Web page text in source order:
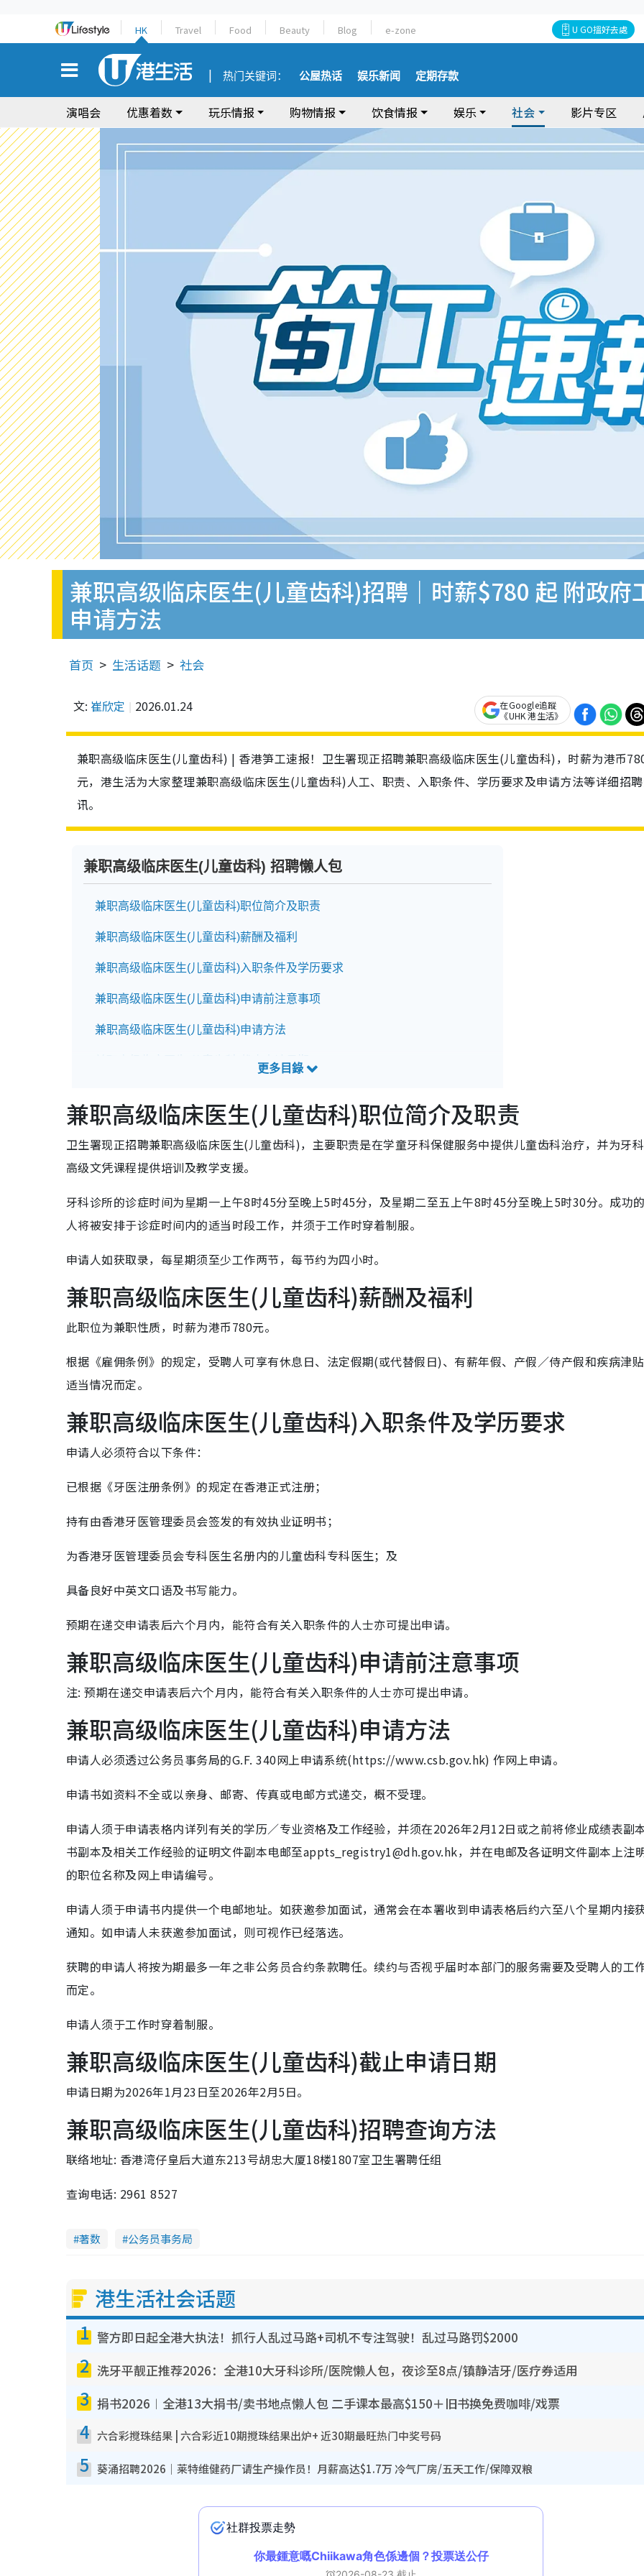
HK Travel Food Beauty Blog e-zone U GO搵好去處
热门关键词： 公屋热话 娱乐新闻 定期存款
演唱会 优惠着数 玩乐情报 购物情报 饮食情报 娱乐 社会 影片专区
兼职高级临床医生(儿童齿科)招聘｜时薪$780 起 附政
申请方法
首页 生活话题 社会
文: 崔欣定 2026.01.24
在Google追蹤
《UHK 港生活》
兼职高级临床医生(儿童齿科) | 香港笋工速报！卫生署现正招聘兼职高级临床医生(儿童齿科)，时薪为港币
元，港生活为大家整理兼职高级临床医生(儿童齿科)人工、职责、入职条件、学历要求及申请方法等详细招
讯。
兼职高级临床医生(儿童齿科) 招聘懒人包
兼职高级临床医生(儿童齿科)职位简介及职责
兼职高级临床医生(儿童齿科)薪酬及福利
兼职高级临床医生(儿童齿科)入职条件及学历要求
兼职高级临床医生(儿童齿科)申请前注意事项
兼职高级临床医生(儿童齿科)申请方法
兼职高级临床医生(儿童齿科)截止申请日期
兼职高级临床医生(儿童齿科)职位简介及职责
卫生署现正招聘兼职高级临床医生(儿童齿科)，主要职责是在学童牙科保健服务中提供儿童齿科治疗，并为牙
高级文凭课程提供培训及教学支援。
牙科诊所的诊症时间为星期一上午8时45分至晚上5时45分，及星期二至五上午8时45分至晚上5时30分。成功
人将被安排于诊症时间内的适当时段工作，并须于工作时穿着制服。
申请人如获取录，每星期须至少工作两节，每节约为四小时。
兼职高级临床医生(儿童齿科)薪酬及福利
此职位为兼职性质，时薪为港币780元。
根据《雇佣条例》的规定，受聘人可享有休息日、法定假期(或代替假日)、有薪年假、产假／侍产假和疾病津
适当情况而定。
兼职高级临床医生(儿童齿科)入职条件及学历要求
申请人必须符合以下条件：
已根据《牙医注册条例》的规定在香港正式注册；
持有由香港牙医管理委员会签发的有效执业证明书；
为香港牙医管理委员会专科医生名册内的儿童齿科专科医生；及
具备良好中英文口语及书写能力。
预期在递交申请表后六个月内，能符合有关入职条件的人士亦可提出申请。
兼职高级临床医生(儿童齿科)申请前注意事项
注: 预期在递交申请表后六个月内，能符合有关入职条件的人士亦可提出申请。
兼职高级临床医生(儿童齿科)申请方法
申请人必须透过公务员事务局的G.F. 340网上申请系统(https://www.csb.gov.hk) 作网上申请。
申请书如资料不全或以亲身、邮寄、传真或电邮方式递交，概不受理。
申请人须于申请表格内详列有关的学历／专业资格及工作经验，并须在2026年2月12日或之前将修业成绩表副
书副本及相关工作经验的证明文件副本电邮至appts_registry1@dh.gov.hk，并在电邮及各证明文件副本上注
的职位名称及网上申请编号。
申请人须于申请书内提供一个电邮地址。如获邀参加面试，通常会在本署收到申请表格后约六至八个星期内接
通知。如申请人未获邀参加面试，则可视作已经落选。
获聘的申请人将按为期最多一年之非公务员合约条款聘任。续约与否视乎届时本部门的服务需要及受聘人的工
而定。
申请人须于工作时穿着制服。
兼职高级临床医生(儿童齿科)截止申请日期
申请日期为2026年1月23日至2026年2月5日。
兼职高级临床医生(儿童齿科)招聘查询方法
联络地址: 香港湾仔皇后大道东213号胡忠大厦18楼1807室卫生署聘任组
查询电话: 2961 8527
著数 公务员事务局
港生活社会话题
1 警方即日起全港大执法！抓行人乱过马路+司机不专注驾驶！乱过马路罚$2000
2 洗牙平靓正推荐2026：全港10大牙科诊所/医院懒人包，夜诊至8点/镇静洁牙/医疗券适用
3 捐书2026︱全港13大捐书/卖书地点懒人包 二手课本最高$150＋旧书换免费咖啡/戏票
4 六合彩搅珠结果 | 六合彩近10期搅珠结果出炉+ 近30期最旺热门中奖号码
5 葵涌招聘2026｜莱特维健药厂请生产操作员！月薪高达$1.7万 冷气厂房/五天工作/保障双粮